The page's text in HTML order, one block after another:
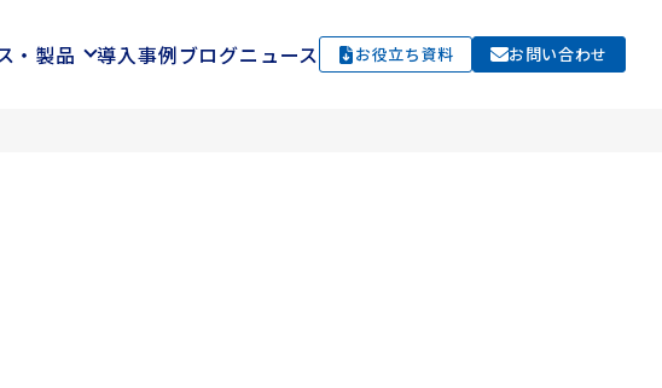
・製品 導入事例ブログニュース お役立ち資料 お問い合わせ